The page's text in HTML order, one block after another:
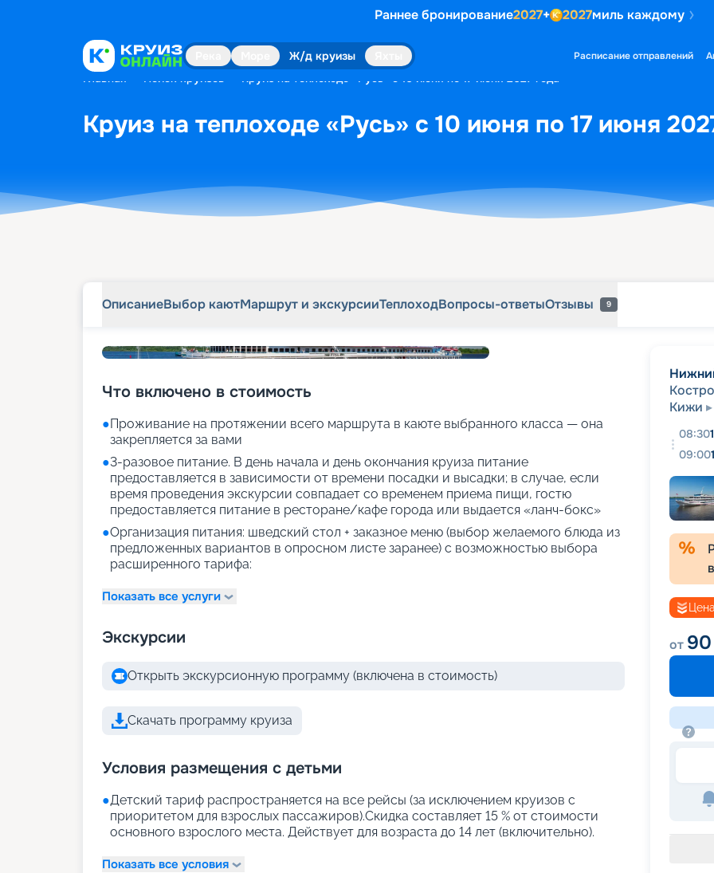
Раннее бронирование2027+ 2027миль каждому
Ж/д круизы Расписание отправлений
Главная Поиск круизов Круиз на теплоходе «Русь» с 10 июня по 17 июня 2027 года
Круиз на теплоходе «Русь» с 10 июня по 17 июня
ОписаниеВыбор каютМаршрут и экскурсииТеплоходВопросы-ответыОтзывы 9
Что включено в стоимость
●Проживание на протяжении всего маршрута в каюте выбранного класса — она
закрепляется за вами
●3-разовое питание. В день начала и день окончания круиза питание
предоставляется в зависимости от времени посадки и высадки; в случае, если
время проведения экскурсии совпадает со временем приема пищи, гостю
предоставляется питание в ресторане/кафе города или выдается «ланч-бокс»
●Организация питания: шведский стол + заказное меню (выбор желаемого блюда из
предложенных вариантов в опросном листе заранее) с возможностью выбора
расширенного тарифа:
Показать все услуги
Экскурсии
Открыть экскурсионную программу (включена в стоимость)
Скачать программу круиза
Условия размещения с детьми
●Детский тариф распространяется на все рейсы (за исключением круизов с
приоритетом для взрослых пассажиров).Скидка составляет 15 % от стоимости
основного взрослого места. Действует для возраста до 14 лет (включительно).
Показать все условия
Кижи
08:30
09:00
от